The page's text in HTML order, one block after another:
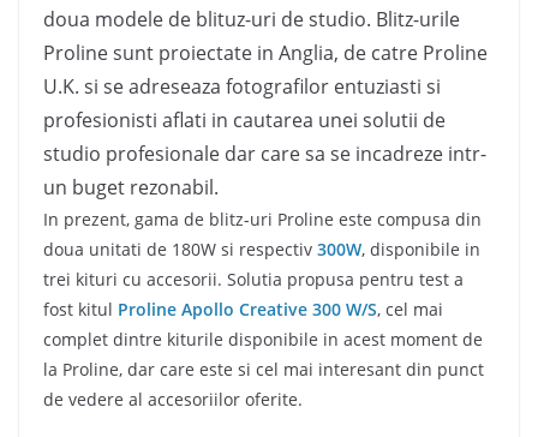
doua modele de blituz-uri de studio. Blitz-urile
Proline sunt proiectate in Anglia, de catre Proline
U.K. si se adreseaza fotografilor entuziasti si
profesionisti aflati in cautarea unei solutii de
studio profesionale dar care sa se incadreze intr-
un buget rezonabil.
In prezent, gama de blitz-uri Proline este compusa din
doua unitati de 180W si respectiv 300W, disponibile in
trei kituri cu accesorii. Solutia propusa pentru test a
fost kitul Proline Apollo Creative 300 W/S, cel mai
complet dintre kiturile disponibile in acest moment de
la Proline, dar care este si cel mai interesant din punct
de vedere al accesoriilor oferite.